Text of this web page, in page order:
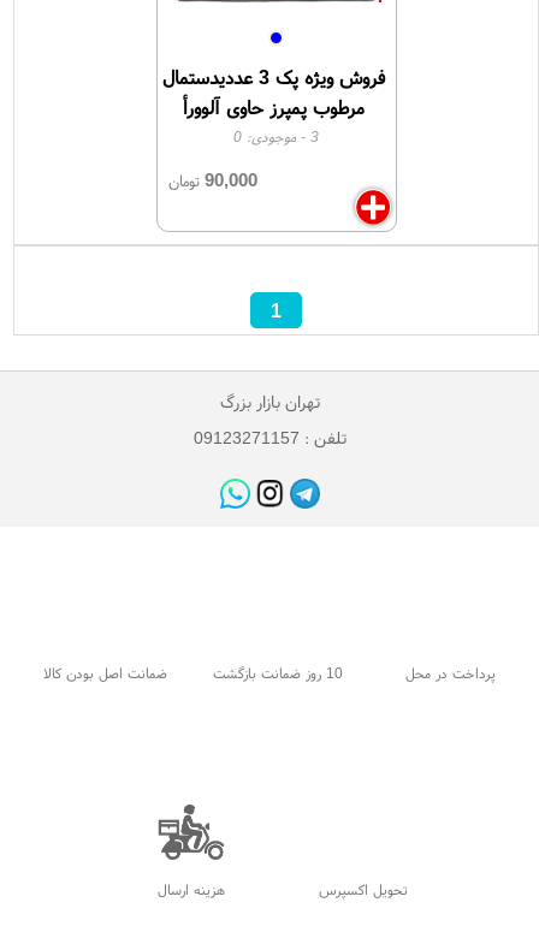
فروش ویژه پک 3 عددیدستمال
مرطوب پمپرز حاوی آلوورأ
3- موجودی: 0
90,000 تومان
1
تهران بازار بزرگ
تلفن : 09123271157